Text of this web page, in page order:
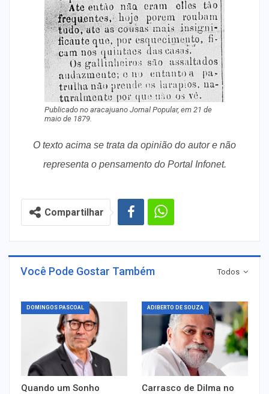
Publicado no aracajuano Jornal Popular, em 21 de
maio de 1879.
O texto acima se trata da opinião do autor e não
representa o pensamento do Portal Infonet.
Compartilhar
Todos
Você Pode Gostar Também
DOMINGOS PASCOAL
Quando um Sonho
ADIBERTO DE SOUZA
Carrasco de Dilma no